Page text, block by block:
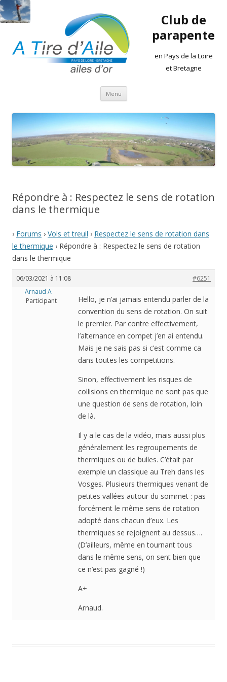
Club de
parapente
en Pays de la Loire
et Bretagne
Menu Aller
contenu
Répondre à : Respectez le sens de rotation
dans le thermique
› Forums › Vols et treuil › Respectez le sens de rotation dans
le thermique › Répondre à : Respectez le sens de rotation
dans le thermique
06/03/2021 à 11:08
#6251
Arnaud A
Participant
Hello, je n’ai jamais entendu parler de la
convention du sens de rotation. On suit
le premier. Par contre effectivement,
l’alternance en compet j’en ai entendu.
Mais je ne sais pas si c’est comme ca
dans toutes les competitions.
Sinon, effectivement les risques de
collisions en thermique ne sont pas que
une question de sens de rotation, loin
de là.
Il y a le cas de la vidéo, mais aussi plus
généralement les regroupements de
thermiques ou de bulles. C’était par
exemple un classique au Treh dans les
Vosges. Plusieurs thermiques venant de
petites vallées autour du sommet : pas
forcément le même sens de rotation
adopté dans chacun d’eux. Les
thermiques se rejoignent au dessus….
(D’ailleurs, même en tournant tous
dans le même sens, on sent bien que
ce n’est pas gagné !)
A+
Arnaud.